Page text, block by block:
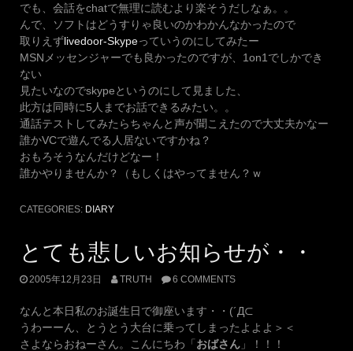
でも、会話をchatで無理に読むより楽そうだしなぁ。。
んで、ソフトはどうすりゃ良いのかわかんなかったので
取りえずlivedoor-Skypeっていうのにしてみたー
MSNメッセンジャーでも良かったのですが、1on1でしかでき
ない
見たいなのでskypeというのにして見ました、
此方は同時に5人までお話できるみたい。。
通話テストしてみたらちゃんと声が聞こえたので大丈夫かなー
誰かVCで遊んでる人居ないですかね？
おもろそうなんだけどなー！
誰かやりませんか？（もしくはやってません？ｗ
CATEGORIES: DIARY
とても悲しいお知らせが・・
2005年12月23日 TRUTH 6 COMMENTS
なんと本日私のお誕生日で御座います・・(´Д⊂
うわーーん、とうとう大台に乗ってしまったよよよ＞＜
さよならおねーさん。こんにちわ「 おばさん 」！！！